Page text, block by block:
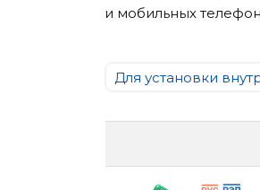
и мобильных
Для установки